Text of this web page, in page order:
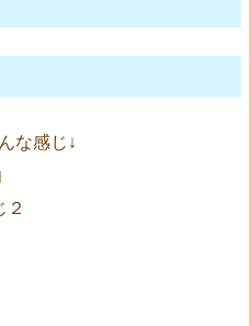
な感じ↓